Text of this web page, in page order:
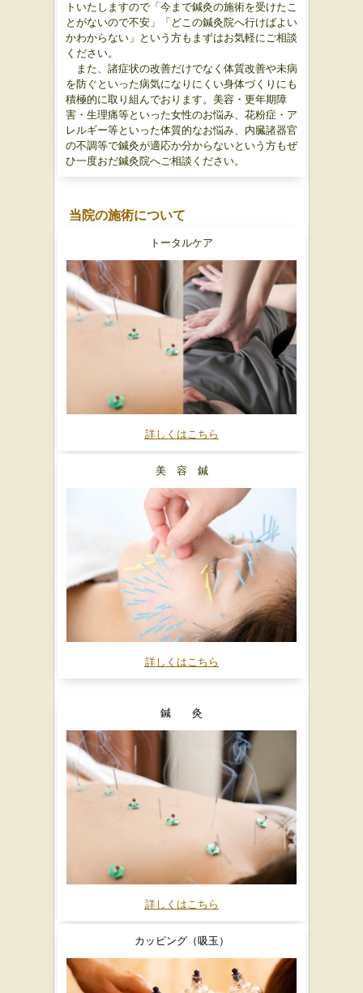
トいたしますので「今まで鍼灸の施術を受けたこ
とがないので不安」「どこの鍼灸院へ行けばよい
かわからない」という方もまずはお気軽にご相談
ください。
また、諸症状の改善だけでなく体質改善や未病
を防ぐといった病気になりにくい身体づくりにも
積極的に取り組んでおります。 美容・更年期障
害・生理痛等といった女性のお悩み、花粉症・ア
レルギー等といった体質的なお悩み、内臓諸器官
の不調等で鍼灸が適応か分からないという方もぜ
ひ一度おだ鍼灸院へご相談ください。
当院の施術について
トータルケア
詳しくはこちら
美 容 鍼
詳しくはこちら
鍼 灸
詳しくはこちら
カッピング（吸玉）